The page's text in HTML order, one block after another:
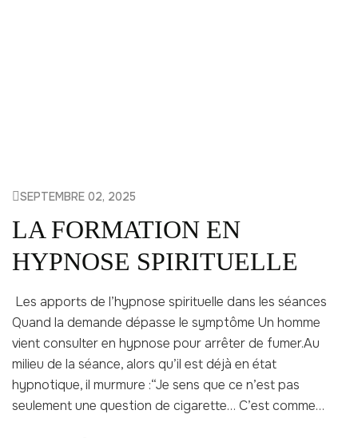
SEPTEMBRE 02, 2025
LA FORMATION EN
HYPNOSE SPIRITUELLE
Les apports de l’hypnose spirituelle dans les séances
Quand la demande dépasse le symptôme Un homme
vient consulter en hypnose pour arrêter de fumer.Au
milieu de la séance, alors qu’il est déjà en état
hypnotique, il murmure :“Je sens que ce n’est pas
seulement une question de cigarette… C’est comme…